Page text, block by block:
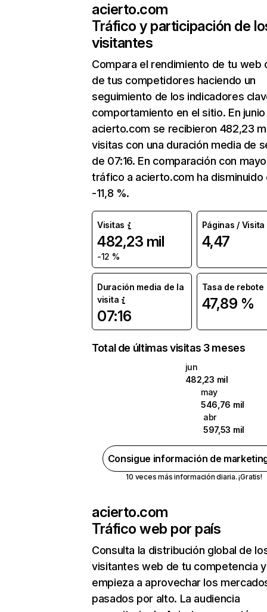
acierto.com
Tráfico y participación de
visitantes
Compara el rendimiento de tu web
de tus competidores haciendo un
seguimiento de los indicadores
comportamiento en el sitio. En junio
acierto.com se recibieron 482,23
visitas con una duración media de
de 07:16. En comparación con
tráfico a acierto.com ha disminuido
-11,8 %.
Visitas
482,23 mil
-12 %
Páginas / Visita
4,47
Duración media de la
visita
07:16
Tasa de rebote
47,89 %
Total de últimas visitas 3 meses
jun
482,23 mil
may
546,76 mil
abr
597,53 mil
Consigue información de
10 veces más información diaria. ¡Gratis!
acierto.com
Tráfico web por país
Consulta la distribución global de
visitantes web de tu competencia y
empieza a aprovechar los
pasados por alto. La audiencia